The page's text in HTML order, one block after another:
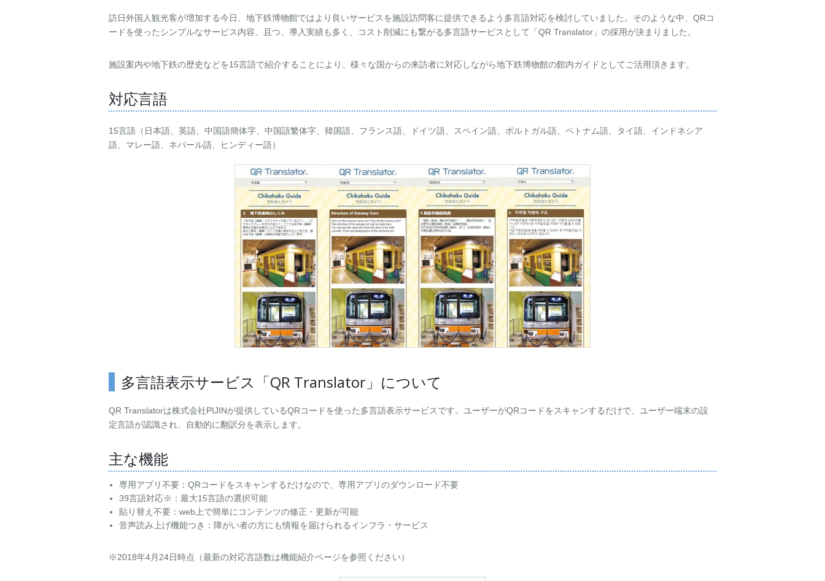
訪日外国人観光客が増加する今日、地下鉄博物館ではより良いサービスを施設訪問客に提供できるよう多言語対応を検討していました。そのような中、QRコ
ードを使ったシンプルなサービス内容、且つ、導入実績も多く、コスト削減にも繋がる多言語サービスとして「QR Translator」の採用が決まりました。
施設案内や地下鉄の歴史などを15言語で紹介することにより、様々な国からの来訪者に対応しながら地下鉄博物館の館内ガイドとしてご活用頂きます。
対応言語
15言語（日本語、英語、中国語簡体字、中国語繁体字、韓国語、フランス語、ドイツ語、スペイン語、ポルトガル語、ベトナム語、タイ語、インドネシア
語、マレー語、ネパール語、ヒンディー語）
多言語表示サービス「QR Translator」について
QR Translatorは株式会社PIJINが提供しているQRコードを使った多言語表示サービスです。ユーザーがQRコードをスキャンするだけで、ユーザー端末の設
定言語が認識され、自動的に翻訳分を表示します。
主な機能
専用アプリ不要：QRコードをスキャンするだけなので、専用アプリのダウンロード不要
39言語対応※：最大15言語の選択可能
貼り替え不要：web上で簡単にコンテンツの修正・更新が可能
音声読み上げ機能つき：障がい者の方にも情報を届けられるインフラ・サービス
※2018年4月24日時点（最新の対応言語数は機能紹介ページを参照ください）